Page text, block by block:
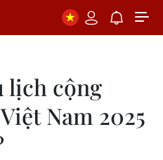
lịch cộng
Nam 2025